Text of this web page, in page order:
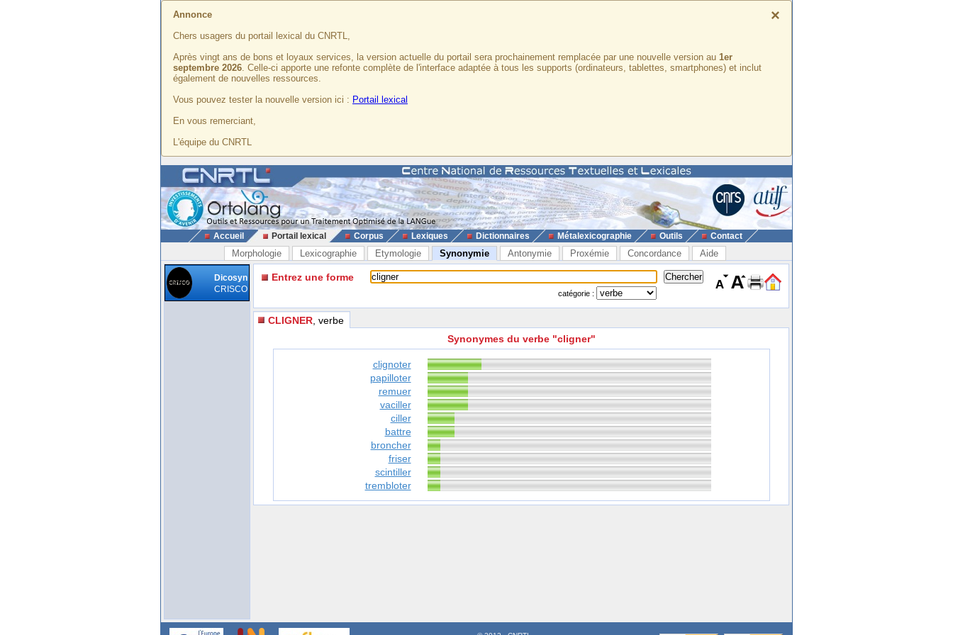
×
Annonce
Chers usagers du portail lexical du CNRTL,
Après vingt ans de bons et loyaux services, la version actuelle du portail sera prochainement remplacée par une nouvelle version au 1er
septembre 2026. Celle-ci apporte une refonte complète de l'interface adaptée à tous les supports (ordinateurs, tablettes, smartphones) et inclut
également de nouvelles ressources.
Vous pouvez tester la nouvelle version ici : Portail lexical
En vous remerciant,
L'équipe du CNRTL
Accueil Portail lexical Corpus Lexiques Dictionnaires Métalexicographie Outils Contact
Morphologie Lexicographie Etymologie Synonymie Antonymie Proxémie Concordance Aide
Dicosyn
CRISCO
Entrez une forme
catégorie :
CLIGNER , verbe
Synonymes du verbe "cligner"
clignoter
papilloter
remuer
vaciller
ciller
battre
broncher
friser
scintiller
trembloter